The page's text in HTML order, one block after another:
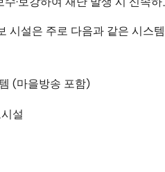
시설은 주로 다음과 같은 시스
(마을방송 포함)
설